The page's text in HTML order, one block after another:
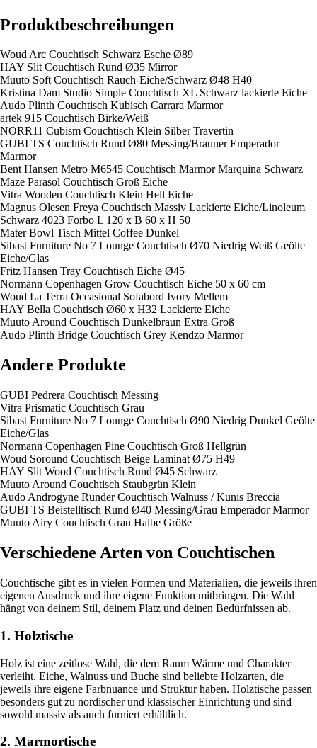
Produktbeschreibungen
Woud Arc Couchtisch Schwarz Esche Ø89
HAY Slit Couchtisch Rund Ø35 Mirror
Muuto Soft Couchtisch Rauch-Eiche/Schwarz Ø48 H40
Kristina Dam Studio Simple Couchtisch XL Schwarz lackierte Eiche
Audo Plinth Couchtisch Kubisch Carrara Marmor
artek 915 Couchtisch Birke/Weiß
NORR11 Cubism Couchtisch Klein Silber Travertin
GUBI TS Couchtisch Rund Ø80 Messing/Brauner Emperador
Marmor
Bent Hansen Metro M6545 Couchtisch Marmor Marquina Schwarz
Maze Parasol Couchtisch Groß Eiche
Vitra Wooden Couchtisch Klein Hell Eiche
Magnus Olesen Freya Couchtisch Massiv Lackierte Eiche/Linoleum
Schwarz 4023 Forbo L 120 x B 60 x H 50
Mater Bowl Tisch Mittel Coffee Dunkel
Sibast Furniture No 7 Lounge Couchtisch Ø70 Niedrig Weiß Geölte
Eiche/Glas
Fritz Hansen Tray Couchtisch Eiche Ø45
Normann Copenhagen Grow Couchtisch Eiche 50 x 60 cm
Woud La Terra Occasional Sofabord Ivory Mellem
HAY Bella Couchtisch Ø60 x H32 Lackierte Eiche
Muuto Around Couchtisch Dunkelbraun Extra Groß
Audo Plinth Bridge Couchtisch Grey Kendzo Marmor
Andere Produkte
GUBI Pedrera Couchtisch Messing
Vitra Prismatic Couchtisch Grau
Sibast Furniture No 7 Lounge Couchtisch Ø90 Niedrig Dunkel Geölte
Eiche/Glas
Normann Copenhagen Pine Couchtisch Groß Hellgrün
Woud Soround Couchtisch Beige Laminat Ø75 H49
HAY Slit Wood Couchtisch Rund Ø45 Schwarz
Muuto Around Couchtisch Staubgrün Klein
Audo Androgyne Runder Couchtisch Walnuss / Kunis Breccia
GUBI TS Beistelltisch Rund Ø40 Messing/Grau Emperador Marmor
Muuto Airy Couchtisch Grau Halbe Größe
Verschiedene Arten von Couchtischen
Couchtische gibt es in vielen Formen und Materialien, die jeweils ihren
eigenen Ausdruck und ihre eigene Funktion mitbringen. Die Wahl
hängt von deinem Stil, deinem Platz und deinen Bedürfnissen ab.
1. Holztische
Holz ist eine zeitlose Wahl, die dem Raum Wärme und Charakter
verleiht. Eiche, Walnuss und Buche sind beliebte Holzarten, die
jeweils ihre eigene Farbnuance und Struktur haben. Holztische passen
besonders gut zu nordischer und klassischer Einrichtung und sind
sowohl massiv als auch furniert erhältlich.
2. Marmortische